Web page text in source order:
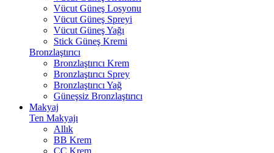
Vücut Güneş Losyonu
Vücut Güneş Spreyi
Vücut Güneş Yağı
Stick Güneş Kremi
Bronzlaştırıcı
Bronzlaştırıcı Krem
Bronzlaştırıcı Sprey
Bronzlaştırıcı Yağ
Güneşsiz Bronzlaştırıcı
Makyaj
Ten Makyajı
Allık
BB Krem
CC Krem